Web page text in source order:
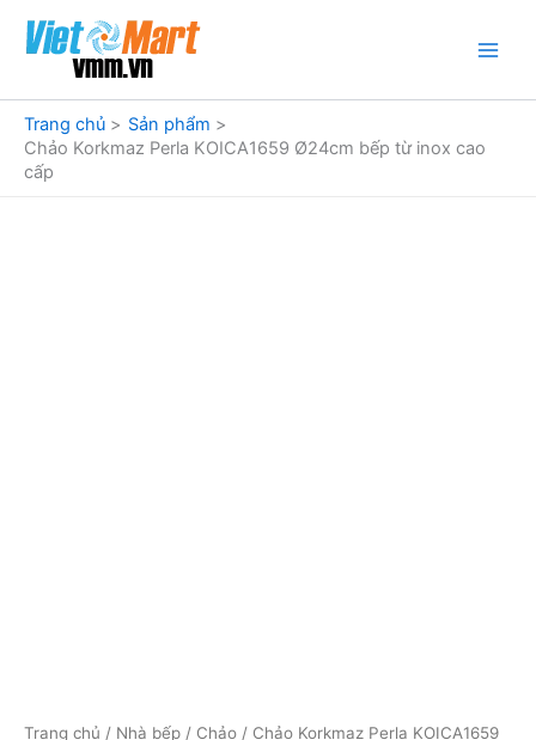
dung
Trang chủ
Sản phẩm
Chảo Korkmaz Perla KOICA1659 Ø24cm bếp từ inox cao
cấp
Trang chủ / Nhà bếp / Chảo / Chảo Korkmaz Perla KOICA1659